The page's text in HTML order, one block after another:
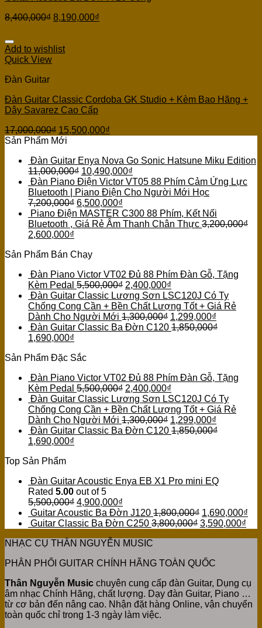
8,400,000₫ 8,190,000₫
Add to wishlist
Quick View
Đàn Guitar
Đàn Guitar Classic Cordoba GK Studio + Kèm Bao Hãng +
Dây Savarez Cao Cấp
17,000,000₫ 15,500,000₫
Sản Phẩm Mới
Đàn Guitar Enya Nova Go Sonic Hatsune Miku Edition
11,000,000₫ 10,490,000₫
Đàn Piano Điện Victor VT05 88 Phím Cảm Ứng Lực
Bluetooth | Piano Điện Cho Người Mới Học
7,200,000₫ 6,500,000₫
Piano Điện MASTER C300 88 Phím, Kết Nối
Bluetooth , Giá Rẻ Âm Thanh Chân Thực 3,200,000₫
2,600,000₫
Sản Phẩm Bán Chạy
Đàn Piano Victor VT02 Đủ 88 Phím Đàn Gỗ, Tặng
Kèm Pedal 5,500,000₫ 2,400,000₫
Đàn Guitar Classic Lương Sơn LSC120J Có Ty
Chống Cong Cần + Bền Chất Lượng Tốt + Giá Rẻ
Dành Cho Người Mới 1,300,000₫ 1,299,000₫
Đàn Guitar Classic Ba Đờn C120 1,850,000₫
1,690,000₫
Sản Phẩm Đặc Sắc
Đàn Piano Victor VT02 Đủ 88 Phím Đàn Gỗ, Tặng
Kèm Pedal 5,500,000₫ 2,400,000₫
Đàn Guitar Classic Lương Sơn LSC120J Có Ty
Chống Cong Cần + Bền Chất Lượng Tốt + Giá Rẻ
Dành Cho Người Mới 1,300,000₫ 1,299,000₫
Đàn Guitar Classic Ba Đờn C120 1,850,000₫
1,690,000₫
Top Sản Phẩm
Đàn Guitar Acoustic Enya EB X1 Pro mini EQ
Rated 5.00 out of 5
5,500,000₫ 4,900,000₫
Guitar Acoustic Ba Đờn J120 1,800,000₫ 1,690,000₫
Guitar Classic Ba Đờn C250 3,800,000₫ 3,590,000₫
NHẠC CỤ THÂN NGUYỄN MUSIC
PHÂN PHỐI GUITAR CHÍNH HÃNG TOÀN QUỐC
Thân Nguyễn Music chuyên cung cấp đàn Guitar, Dụng cụ
âm nhạc Chính Hãng, chất lượng. Dạy đàn Guitar, Piano …
từ cơ bản đến nâng cao. Nhận đặt hàng Online, vận chuyển
toàn quốc chỉ trong 1-3 ngày làm việc.